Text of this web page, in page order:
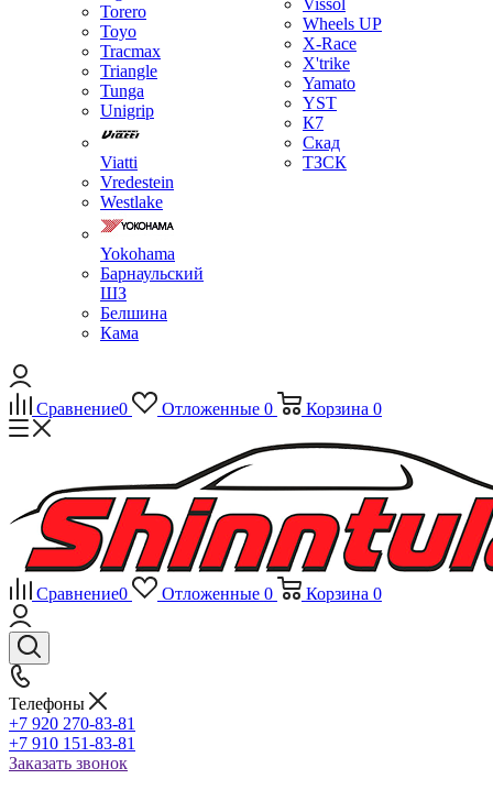
Torero
Toyo
Tracmax
Triangle
Tunga
Unigrip
Viatti
Vredestein
Westlake
Yokohama
Барнаульский
ШЗ
Белшина
Кама
Vissol
Wheels UP
X-Race
X'trike
Yamato
YST
К7
Скад
ТЗСК
Сравнение0 Отложенные 0 Корзина 0
Сравнение0 Отложенные 0 Корзина 0
Телефоны
+7 920 270-83-81
+7 910 151-83-81
Заказать звонок